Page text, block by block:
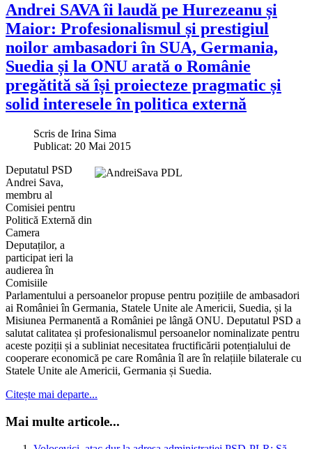
Andrei SAVA îi laudă pe Hurezeanu și
Maior: Profesionalismul și prestigiul
noilor ambasadori în SUA, Germania,
Suedia și la ONU arată o Românie
pregătită să își proiecteze pragmatic și
solid interesele în politica externă
Scris de Irina Sima
Publicat: 20 Mai 2015
Deputatul PSD
Andrei Sava,
membru al
Comisiei pentru
Politică Externă din
Camera
Deputaților, a
participat ieri la
audierea în
Comisiile
Parlamentului a persoanelor propuse pentru pozițiile de ambasadori
ai României în Germania, Statele Unite ale Americii, Suedia, și la
Misiunea Permanentă a României pe lângă ONU. Deputatul PSD a
salutat calitatea și profesionalismul persoanelor nominalizate pentru
aceste poziții și a subliniat necesitatea fructificării potențialului de
cooperare economică pe care România îl are în relațiile bilaterale cu
Statele Unite ale Americii, Germania și Suedia.
Citește mai departe...
Mai multe articole...